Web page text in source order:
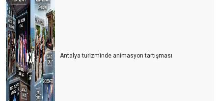
Antalya turizminde animasyon tartışması